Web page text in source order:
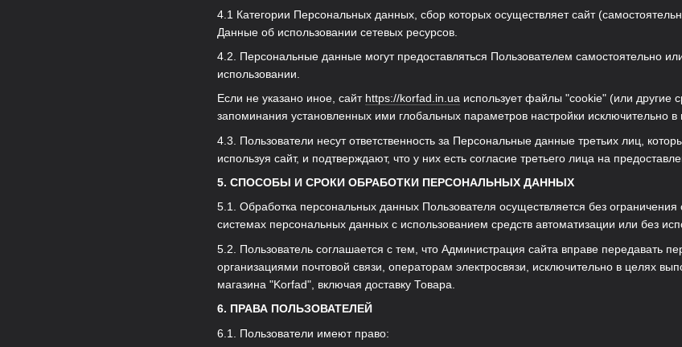
4.1 Категории Персональных данных, сбор которых осуществляет сайт
Данные об использовании сетевых ресурсов.
4.2. Персональные данные могут предоставляться Пользователем самостоятельно
использовании.
Если не указано иное, сайт https://korfad.in.ua использует файлы "cookie" (или другие
запоминания установленных ими глобальных параметров настройки исключительно
4.3. Пользователи несут ответственность за Персональные данные третьих лиц,
используя сайт, и подтверждают, что у них есть согласие третьего лица на
5. СПОСОБЫ И СРОКИ ОБРАБОТКИ ПЕРСОНАЛЬНЫХ ДАННЫХ
5.1. Обработка персональных данных Пользователя осуществляется без
системах персональных данных с использованием средств автоматизации или без
5.2. Пользователь соглашается с тем, что Администрация сайта вправе передавать
организациями почтовой связи, операторам электросвязи, исключительно в целях
магазина "Korfad", включая доставку Товара.
6. ПРАВА ПОЛЬЗОВАТЕЛЕЙ
6.1. Пользователи имеют право: